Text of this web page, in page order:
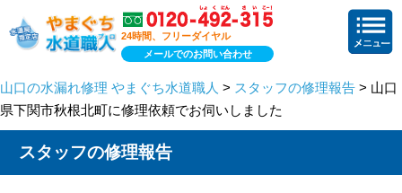
24時間、フリーダイヤル
メールでのお問い合わせ
山口の水漏れ修理 やまぐち水道職人 > スタッフの修理報告 > 山口
県下関市秋根北町に修理依頼でお伺いしました
スタッフの修理報告